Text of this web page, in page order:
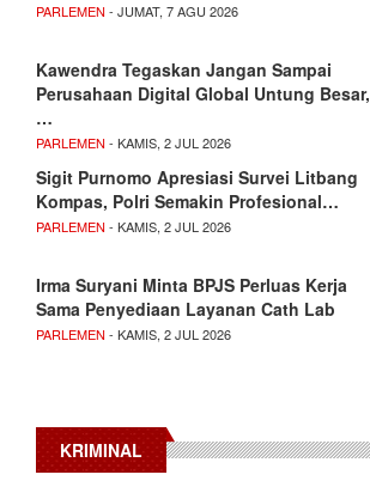
PARLEMEN - JUMAT, 7 AGU 2026
Kawendra Tegaskan Jangan Sampai
Perusahaan Digital Global Untung Besar,
…
PARLEMEN - KAMIS, 2 JUL 2026
Sigit Purnomo Apresiasi Survei Litbang
Kompas, Polri Semakin Profesional…
PARLEMEN - KAMIS, 2 JUL 2026
Irma Suryani Minta BPJS Perluas Kerja
Sama Penyediaan Layanan Cath Lab
PARLEMEN - KAMIS, 2 JUL 2026
KRIMINAL